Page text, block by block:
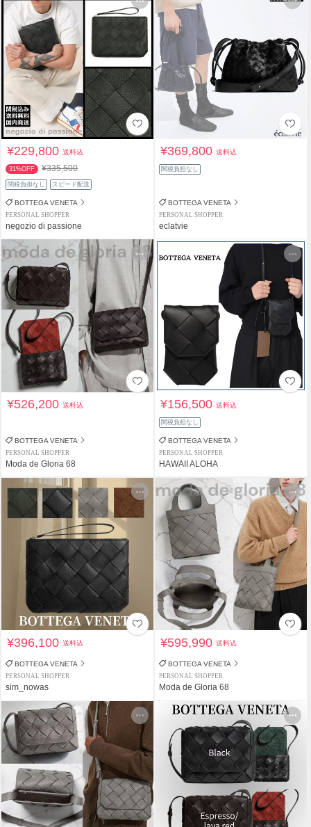
¥229,800送料込
31%OFF ¥335,500
関税負担なし スピード配送
BOTTEGA VENETA
PERSONAL SHOPPER
negozio di passione
¥369,800送料込
関税負担なし
BOTTEGA VENETA
PERSONAL SHOPPER
eclatvie
¥526,200送料込
BOTTEGA VENETA
PERSONAL SHOPPER
Moda de Gloria 68
¥156,500送料込
関税負担なし
BOTTEGA VENETA
PERSONAL SHOPPER
HAWAII ALOHA
¥396,100送料込
BOTTEGA VENETA
PERSONAL SHOPPER
sim_nowas
¥595,990送料込
BOTTEGA VENETA
PERSONAL SHOPPER
Moda de Gloria 68